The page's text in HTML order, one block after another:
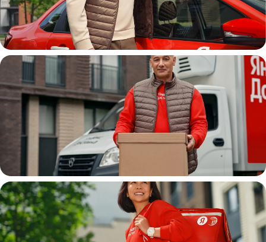
Автокурьер
Водитель
грузовой машины